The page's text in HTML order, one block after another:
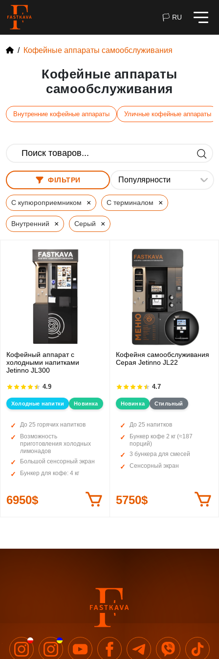
🏳 RU
Кофейные аппараты самообслуживания
Кофейные аппараты
самообслуживания
Внутренние кофейные аппараты Уличные кофейные аппараты
ФІЛЬТРИ
С купюроприемником × С терминалом ×
Внутренний × Серый ×
Кофейный аппарат с
холодными напитками
Jetinno JL300
4.9
Холодные напитки Новинка
До 25 горячих напитков
Возможность
приготовления холодных
лимонадов
Большой сенсорный экран
Бункер для кофе: 4 кг
6950$
Кофейня самообслуживания
Серая Jetinno JL22
4.7
Новинка Стильный
До 25 напитков
Бункер кофе 2 кг (≈187
порций)
3 бункера для смесей
Сенсорный экран
5750$